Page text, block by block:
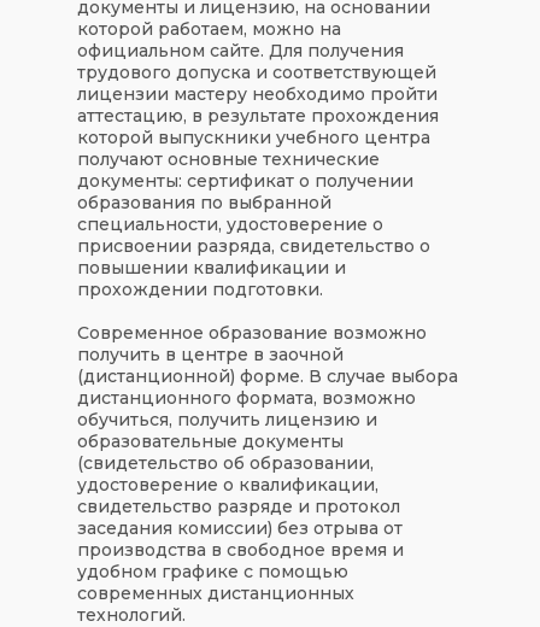
документы и лицензию, на основании
которой работаем, можно на
официальном сайте. Для получения
трудового допуска и соответствующей
лицензии мастеру необходимо пройти
аттестацию, в результате прохождения
которой выпускники учебного центра
получают основные технические
документы: сертификат о получении
образования по выбранной
специальности, удостоверение о
присвоении разряда, свидетельство о
повышении квалификации и
прохождении подготовки.
Современное образование возможно
получить в центре в заочной
(дистанционной) форме. В случае выбора
дистанционного формата, возможно
обучиться, получить лицензию и
образовательные документы
(свидетельство об образовании,
удостоверение о квалификации,
свидетельство разряде и протокол
заседания комиссии) без отрыва от
производства в свободное время и
удобном графике с помощью
современных дистанционных
технологий.